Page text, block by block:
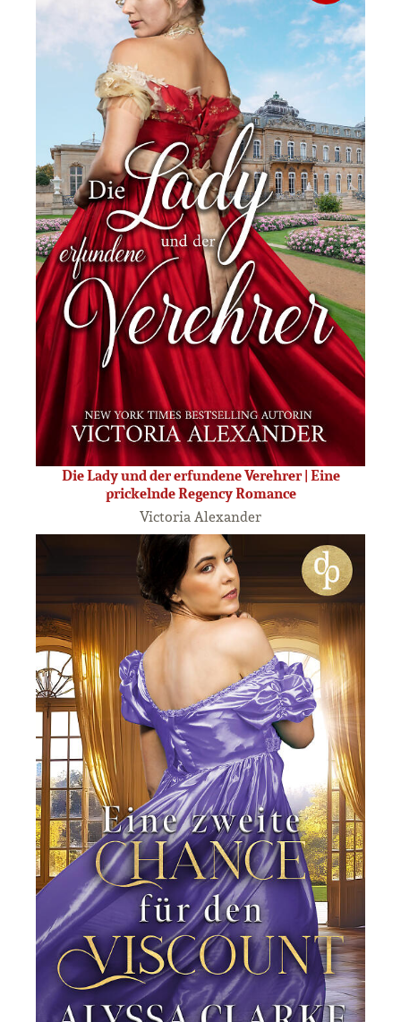
Die Lady und der erfundene Verehrer | Eine
prickelnde Regency Romance
Victoria Alexander